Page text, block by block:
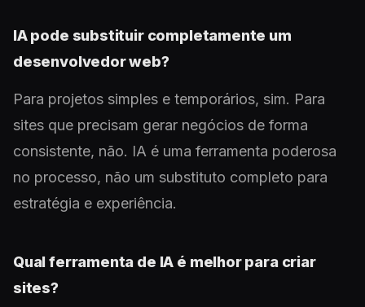
IA pode substituir completamente um
desenvolvedor web?
Para projetos simples e temporários, sim. Para
sites que precisam gerar negócios de forma
consistente, não. IA é uma ferramenta poderosa
no processo, não um substituto completo para
estratégia e experiência.
Qual ferramenta de IA é melhor para criar
sites?